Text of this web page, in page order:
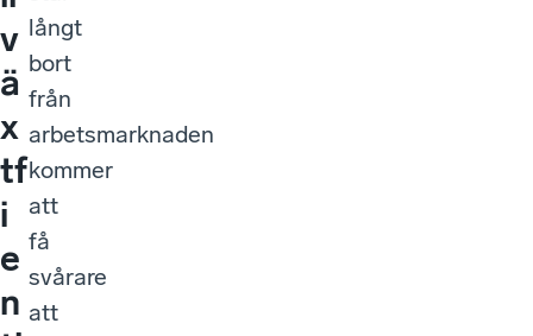
v
ä
x
tf
i
e
n
långt
bort
från
arbetsmarknaden
kommer
att
få
svårare
att